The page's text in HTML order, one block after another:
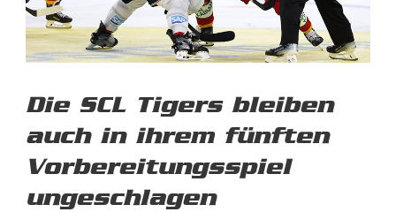
Die SCL Tigers bleiben
auch in ihrem fünften
Vorbereitungsspiel
ungeschlagen